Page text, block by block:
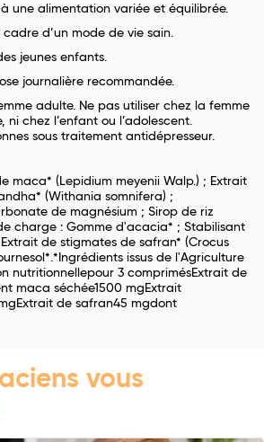
une alimentation variée et équilibrée.
d’un mode de vie sain.
jeunes enfants.
journalière recommandée.
adulte. Ne pas utiliser chez la femme
chez l’enfant ou l’adolescent.
sous traitement antidépresseur.
maca* (Lepidium meyenii Walp.) ; Extrait
(Withania somnifera) ;
de magnésium ; Sirop de riz
charge : Gomme d'acacia* ; Stabilisant
de stigmates de safran* (Crocus
issus de l'Agriculture
nutritionnellepour 3 comprimésExtrait de
maca séchée1500 mgExtrait
de safran45 mgdont
vous